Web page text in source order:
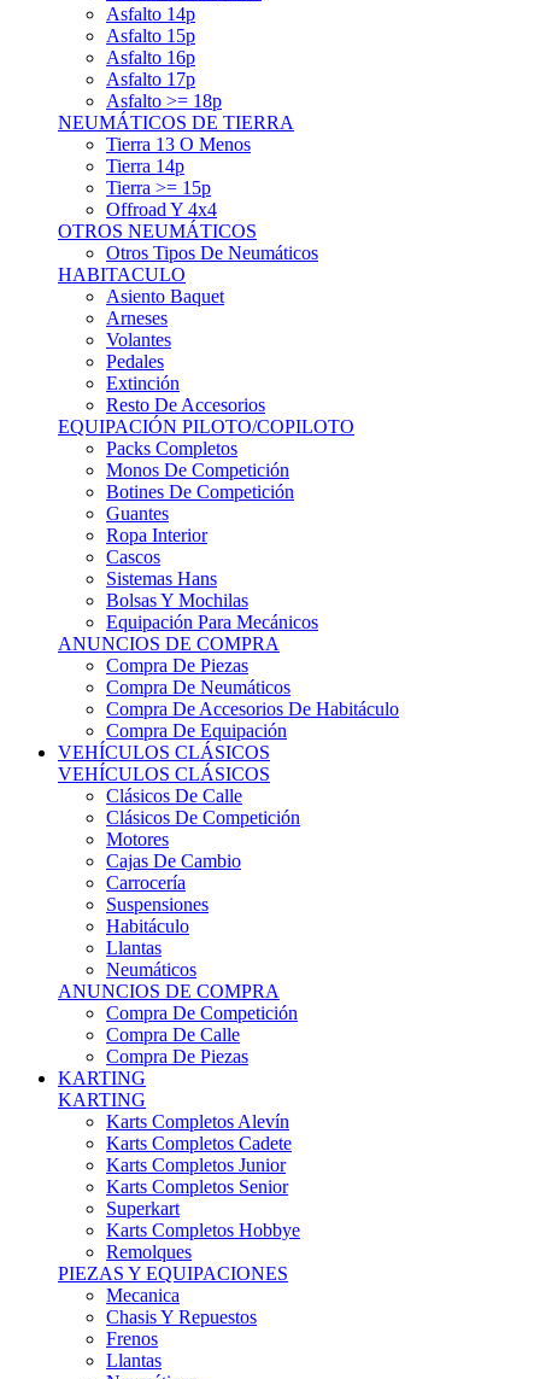
Asfalto 14p
Asfalto 15p
Asfalto 16p
Asfalto 17p
Asfalto >= 18p
NEUMÁTICOS DE TIERRA
Tierra 13 O Menos
Tierra 14p
Tierra >= 15p
Offroad Y 4x4
OTROS NEUMÁTICOS
Otros Tipos De Neumáticos
HABITACULO
Asiento Baquet
Arneses
Volantes
Pedales
Extinción
Resto De Accesorios
EQUIPACIÓN PILOTO/COPILOTO
Packs Completos
Monos De Competición
Botines De Competición
Guantes
Ropa Interior
Cascos
Sistemas Hans
Bolsas Y Mochilas
Equipación Para Mecánicos
ANUNCIOS DE COMPRA
Compra De Piezas
Compra De Neumáticos
Compra De Accesorios De Habitáculo
Compra De Equipación
VEHÍCULOS CLÁSICOS
VEHÍCULOS CLÁSICOS
Clásicos De Calle
Clásicos De Competición
Motores
Cajas De Cambio
Carrocería
Suspensiones
Habitáculo
Llantas
Neumáticos
ANUNCIOS DE COMPRA
Compra De Competición
Compra De Calle
Compra De Piezas
KARTING
KARTING
Karts Completos Alevín
Karts Completos Cadete
Karts Completos Junior
Karts Completos Senior
Superkart
Karts Completos Hobbye
Remolques
PIEZAS Y EQUIPACIONES
Mecanica
Chasis Y Repuestos
Frenos
Llantas